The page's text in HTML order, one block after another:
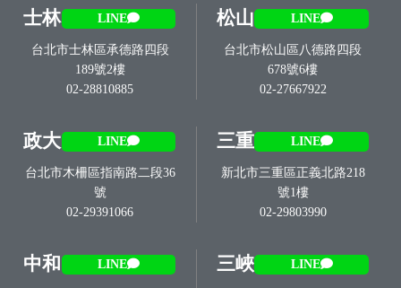
士林 LINE
台北市士林區承德路四段
189號2樓
02-28810885
松山 LINE
台北市松山區八德路四段
678號6樓
02-27667922
政大 LINE
台北市木柵區指南路二段36
號
02-29391066
三重 LINE
新北市三重區正義北路218
號1樓
02-29803990
中和 LINE 三峽 LINE